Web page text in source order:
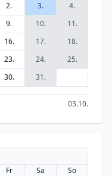
2. 3.
4.
9. 10.
11.
16. 17.
18.
23. 24.
25.
30. 31.
03.10.
Fr Sa
So